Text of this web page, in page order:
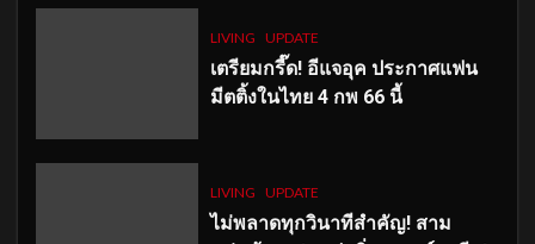
LIVING UPDATE
เตรียมกรี๊ด! อีแจอุค ประกาศแฟน
มีตติ้งในไทย 4 กพ 66 นี้
LIVING UPDATE
ไม่พลาดทุกวินาทีสำคัญ! สาม